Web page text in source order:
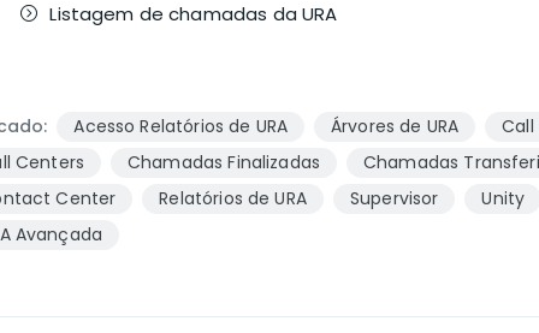
Listagem de chamadas da URA
Acesso Relatórios de URA Árvores de URA
Centers
Chamadas Finalizadas
Chamadas
Center
Relatórios de URA Supervisor
Unity
Avançada